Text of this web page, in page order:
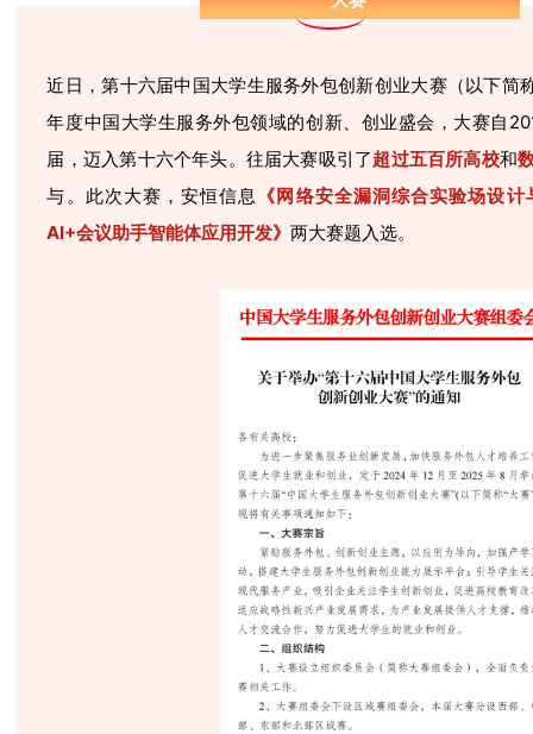
近日，第十六届中国大学生服务外包创新创业大赛（以下简
年度中国大学生服务外包领域的创新、创业盛会，大赛自
届， 迈入第十六个年头。往届大赛吸引了超过五百所高校和
与。此次大赛，安恒信息 《网络安全漏洞综合实验场设
AI+会议助手智能体应用开发》两大赛题入选。